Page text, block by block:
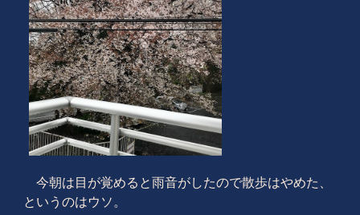
今朝は目が覚めると雨音がしたので散歩はやめた、
というのはウソ。